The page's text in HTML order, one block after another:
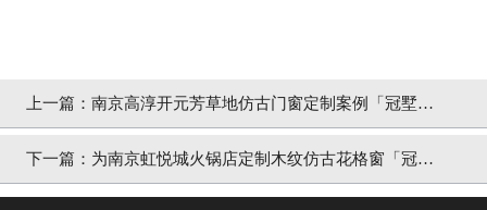
上一篇： 南京高淳开元芳草地仿古门窗定制案例「冠墅阳
光」
下一篇： 为南京虹悦城火锅店定制木纹仿古花格窗「冠墅